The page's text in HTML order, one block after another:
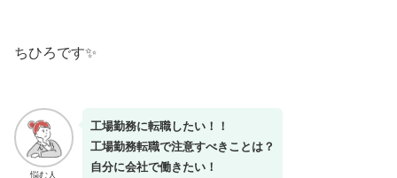
ちひろです✨
悩む人
工場勤務に転職したい！！
工場勤務転職で注意すべきことは？
自分に会社で働きたい！